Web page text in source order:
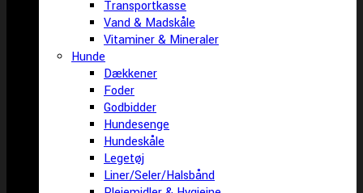
Transportkasse
Vand & Madskåle
Vitaminer & Mineraler
Hunde
Dækkener
Foder
Godbidder
Hundesenge
Hundeskåle
Legetøj
Liner/Seler/Halsbånd